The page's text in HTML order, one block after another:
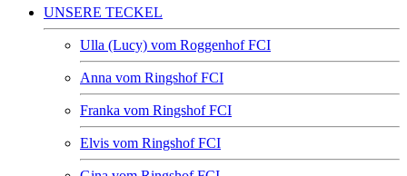
UNSERE TECKEL
Ulla (Lucy) vom Roggenhof FCI
Anna vom Ringshof FCI
Franka vom Ringshof FCI
Elvis vom Ringshof FCI